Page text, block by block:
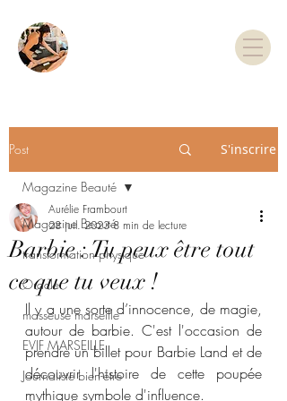
Post S'inscrire
Magazine Beauté
transformation physique
Oracle
masseuse marseille
EVJF MARSEILLE
Journaliste bien-être
Magazine Beauté
Barbie : Tu peux être tout
ce que tu veux !
Aurélie Frambourt
28 juil. 2023 8 min de lecture
Il y a une sorte d’innocence, de magie,
autour de barbie. C'est l'occasion de
prendre un billet pour Barbie Land et de
découvrir l'histoire de cette poupée
mythique symbole d'influence.